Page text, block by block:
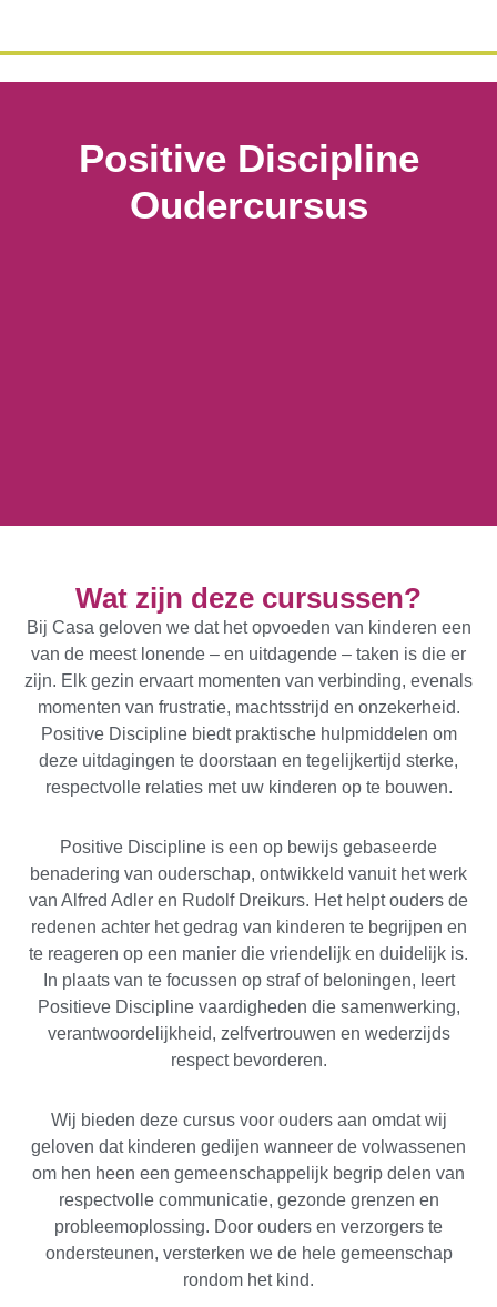
Positive Discipline
Oudercursus
Wat zijn deze cursussen?
Bij Casa geloven we dat het opvoeden van kinderen een
van de meest lonende – en uitdagende – taken is die er
zijn. Elk gezin ervaart momenten van verbinding, evenals
momenten van frustratie, machtsstrijd en onzekerheid.
Positive Discipline biedt praktische hulpmiddelen om
deze uitdagingen te doorstaan ​​en tegelijkertijd sterke,
respectvolle relaties met uw kinderen op te bouwen.
Positive Discipline is een op bewijs gebaseerde
benadering van ouderschap, ontwikkeld vanuit het werk
van Alfred Adler en Rudolf Dreikurs. Het helpt ouders de
redenen achter het gedrag van kinderen te begrijpen en
te reageren op een manier die vriendelijk en duidelijk is.
In plaats van te focussen op straf of beloningen, leert
Positieve Discipline vaardigheden die samenwerking,
verantwoordelijkheid, zelfvertrouwen en wederzijds
respect bevorderen.
Wij bieden deze cursus voor ouders aan omdat wij
geloven dat kinderen gedijen wanneer de volwassenen
om hen heen een gemeenschappelijk begrip delen van
respectvolle communicatie, gezonde grenzen en
probleemoplossing. Door ouders en verzorgers te
ondersteunen, versterken we de hele gemeenschap
rondom het kind.